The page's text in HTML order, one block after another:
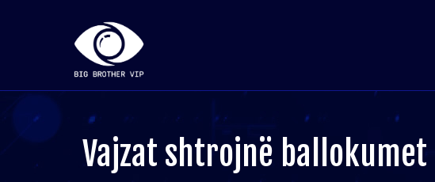
Vajzat shtrojnë ballokumet